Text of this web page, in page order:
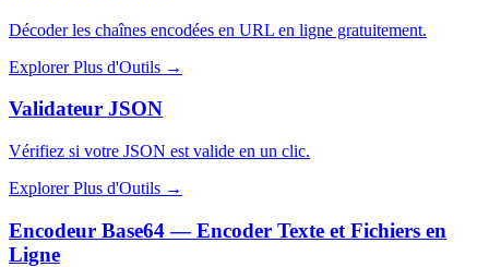
Décoder les chaînes encodées en URL en ligne gratuitement.
Explorer Plus d'Outils →
Validateur JSON
Vérifiez si votre JSON est valide en un clic.
Explorer Plus d'Outils →
Encodeur Base64 — Encoder Texte et Fichiers en
Ligne